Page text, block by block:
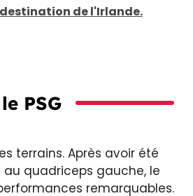
de l'Irlande.
PSG
terrains. Après avoir été
au quadriceps gauche, le
remarquables.